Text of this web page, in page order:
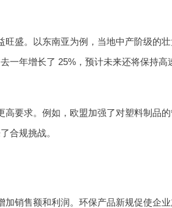
盛。以东南亚为例，当地中产阶级的
一年增长了 25%，预计未来还将保持高
要求。例如，欧盟加强了对塑料制品
合规挑战。
销售额和利润。环保产品新规促使企